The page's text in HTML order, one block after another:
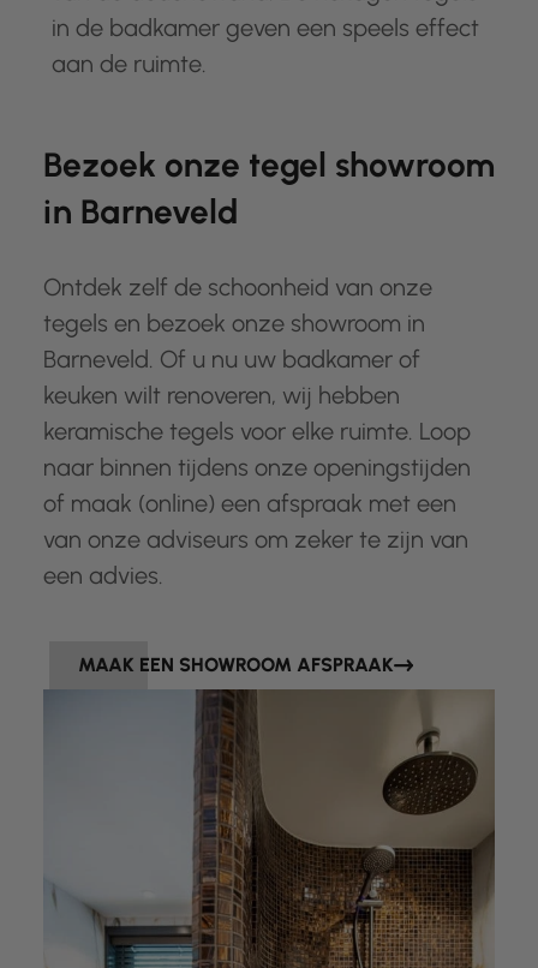
in de badkamer geven een speels effect
aan de ruimte.
Bezoek onze tegel showroom
in Barneveld
Ontdek zelf de schoonheid van onze
tegels en bezoek onze showroom in
Barneveld. Of u nu uw badkamer of
keuken wilt renoveren, wij hebben
keramische tegels voor elke ruimte. Loop
naar binnen tijdens onze openingstijden
of maak (online) een afspraak met een
van onze adviseurs om zeker te zijn van
een advies.
MAAK EEN SHOWROOM AFSPRAAK